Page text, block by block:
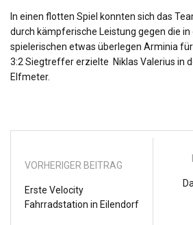
In einen flotten Spiel konnten sich das
durch kämpferische Leistung gegen die
spielerischen etwas überlegen Arminia
3:2 Siegtreffer erzielte Niklas Valerius in
Elfmeter.
VORHERIGER BEITRAG
Erste Velocity
Fahrradstation in Eilendorf